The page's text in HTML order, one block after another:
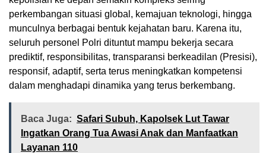
perkembangan situasi global, kemajuan teknologi, hingga
munculnya berbagai bentuk kejahatan baru. Karena itu,
seluruh personel Polri dituntut mampu bekerja secara
prediktif, responsibilitas, transparansi berkeadilan (Presisi),
responsif, adaptif, serta terus meningkatkan kompetensi
dalam menghadapi dinamika yang terus berkembang.
Baca Juga: Safari Subuh, Kapolsek Lut Tawar
Ingatkan Orang Tua Awasi Anak dan Manfaatkan
Layanan 110